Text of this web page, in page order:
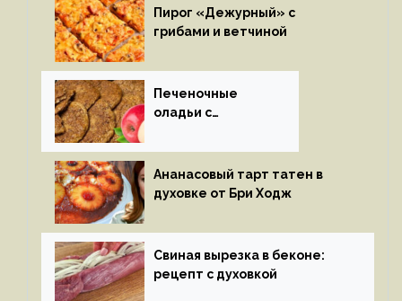
Пирог «Дежурный» с
грибами и ветчиной
Печеночные
оладьи с
Ананасовый тарт татен в
духовке от Бри Ходж
Свиная вырезка в беконе:
рецепт с духовкой